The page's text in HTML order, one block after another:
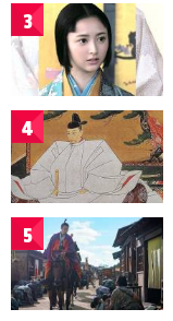
3
4
5